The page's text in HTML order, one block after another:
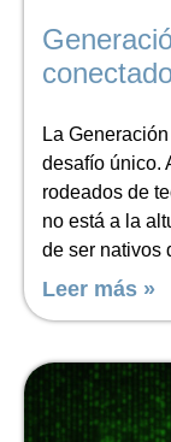
La
desafío único.
rodeados de
no está a la
de ser nativos
Leer más »